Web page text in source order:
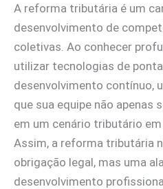
A reforma tributária é um
desenvolvimento de
coletivas. Ao conhecer
utilizar tecnologias de
desenvolvimento contínuo,
que sua equipe não apenas
em um cenário tributário
Assim, a reforma tributária
obrigação legal, mas uma
desenvolvimento